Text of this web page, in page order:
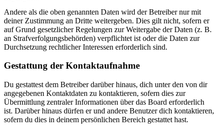
Andere als die oben genannten Daten wird der Betreiber nur mit
deiner Zustimmung an Dritte weitergeben. Dies gilt nicht, sofern er
auf Grund gesetzlicher Regelungen zur Weitergabe der Daten (z. B.
an Strafverfolgungsbehörden) verpflichtet ist oder die Daten zur
Durchsetzung rechtlicher Interessen erforderlich sind.
Gestattung der Kontaktaufnahme
Du gestattest dem Betreiber darüber hinaus, dich unter den von dir
angegebenen Kontaktdaten zu kontaktieren, sofern dies zur
Übermittlung zentraler Informationen über das Board erforderlich
ist. Darüber hinaus dürfen er und andere Benutzer dich kontaktieren,
sofern du dies in deinem persönlichen Bereich gestattet hast.